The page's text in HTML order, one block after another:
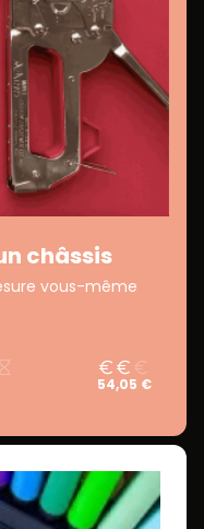
châssis
vous-même
54,05 €